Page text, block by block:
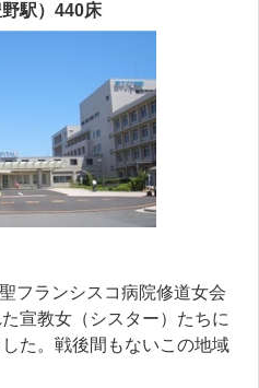
駅）440床
フランシスコ病院修道女会
宣教女（シスター）たちに
た。戦後間もないこの地域